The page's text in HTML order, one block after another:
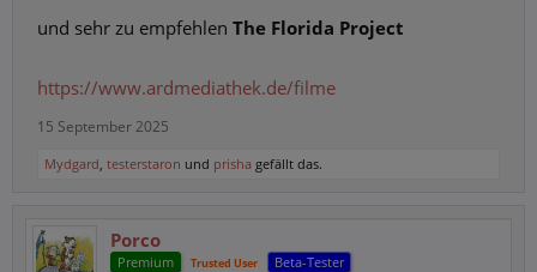
und sehr zu empfehlen The Florida Project
https://www.ardmediathek.de/filme
15 September 2025
Mydgard, testerstaron und prisha gefällt das.
Porco
Premium Trusted User Beta-Tester